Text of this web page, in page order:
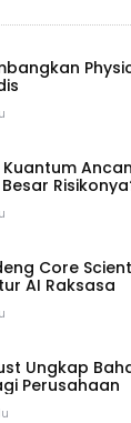
Core
AI Raksasa
Ungkap
Perusahaan